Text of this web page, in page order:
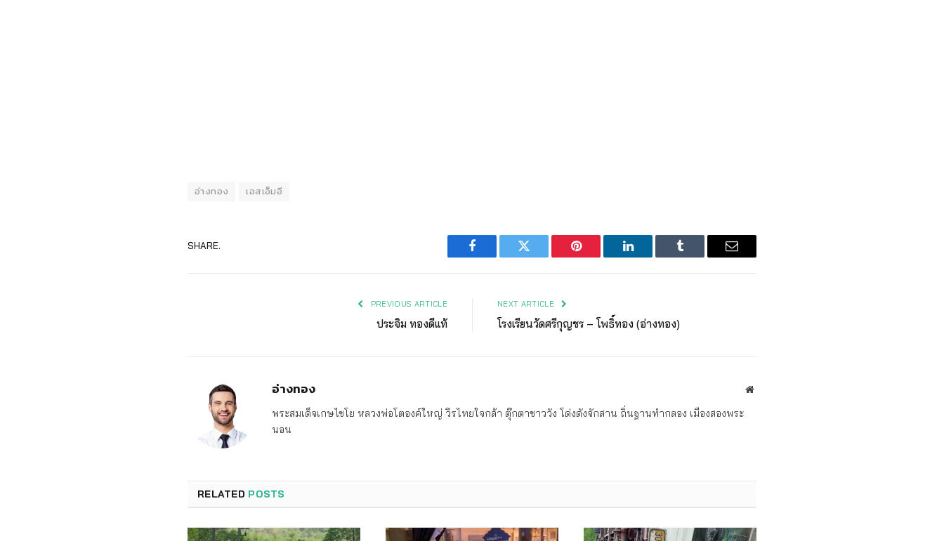
อ่างทอง เอสเอ็มอี
SHARE.
Facebook Twitter Pinterest LinkedIn Tumblr Email
PREVIOUS ARTICLE
ประจิม ทองดีแท้
NEXT ARTICLE
โรงเรียนวัดศรีกุญชร – โพธิ์ทอง (อ่างทอง)
อ่างทอง Website
พระสมเด็จเกษไชโย หลวงพ่อโตองค์ใหญ่ วีรไทยใจกล้า ตุ๊กตาชาววัง โด่งดังจักสาน ถิ่นฐานทำกลอง เมืองสองพระ
นอน
RELATED POSTS